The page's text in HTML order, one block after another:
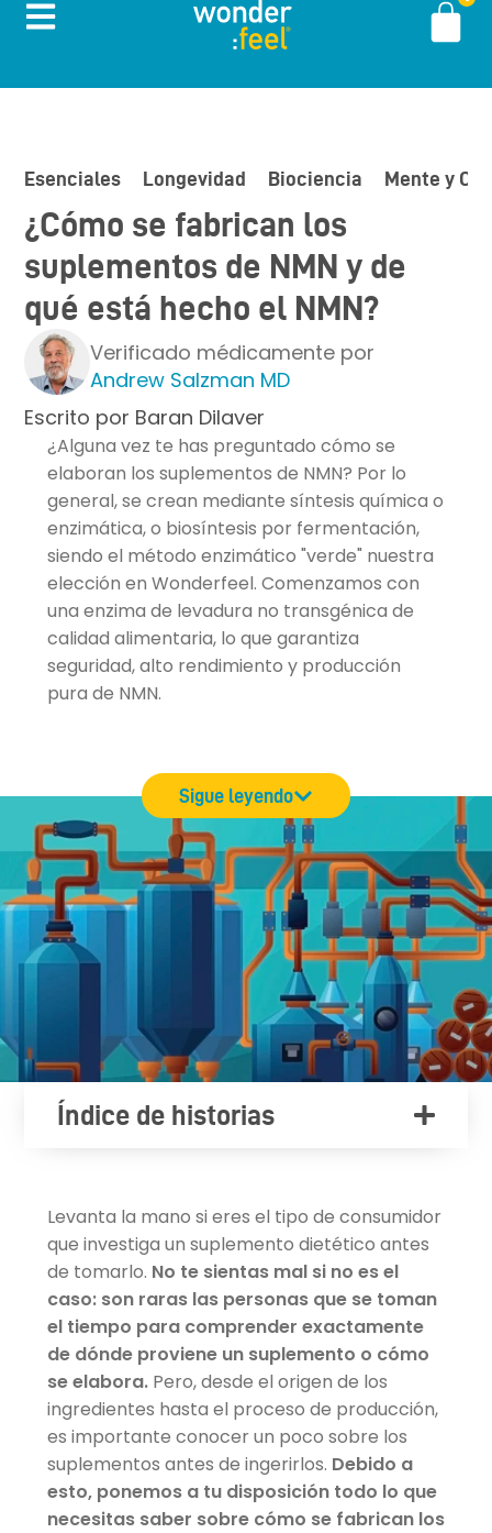
Esenciales Longevidad Biociencia Mente y
¿Cómo se fabrican los
suplementos de NMN y de
qué está hecho el NMN?
Verificado médicamente por
Andrew Salzman MD
Escrito por Baran Dilaver
¿Alguna vez te has preguntado cómo se
elaboran los suplementos de NMN? Por lo
general, se crean mediante síntesis química o
enzimática, o biosíntesis por fermentación,
siendo el método enzimático "verde" nuestra
elección en Wonderfeel. Comenzamos con
una enzima de levadura no transgénica de
calidad alimentaria, lo que garantiza
seguridad, alto rendimiento y producción
pura de NMN.
Sigue leyendo
Índice de historias
Levanta la mano si eres el tipo de consumidor
que investiga un suplemento dietético antes
de tomarlo. No te sientas mal si no es el
caso: son raras las personas que se toman
el tiempo para comprender exactamente
de dónde proviene un suplemento o cómo
se elabora.Pero, desde el origen de los
ingredientes hasta el proceso de producción,
es importante conocer un poco sobre los
suplementos antes de ingerirlos. Debido a
esto, ponemos a tu disposición todo lo que
necesitas saber sobre cómo se fabrican los